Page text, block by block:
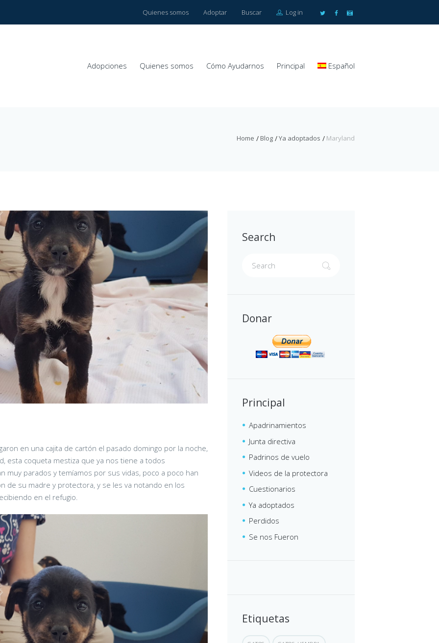
Quienes somos Adoptar Buscar Log in
Adopciones Quienes somos Cómo Ayudarnos Principal Español
Home Blog Ya adoptados Maryland
en una cajita de cartón el pasado domingo por la noche,
esta coqueta mestiza que ya nos tiene a todos
muy parados y temíamos por sus vidas, poco a poco han
de su madre y protectora, y se les va notando en los
en el refugio.
Search
Donar
Principal
Apadrinamientos
Junta directiva
Padrinos de vuelo
Videos de la protectora
Cuestionarios
Ya adoptados
Perdidos
Se nos Fueron
Etiquetas